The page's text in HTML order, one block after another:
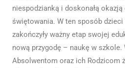
niespodzianką i doskonałą
świętowania. W ten sposób dzieci
zakończyły ważny etap swojej
nową przygodę – naukę w szkole.
Absolwentom oraz ich Rodzicom